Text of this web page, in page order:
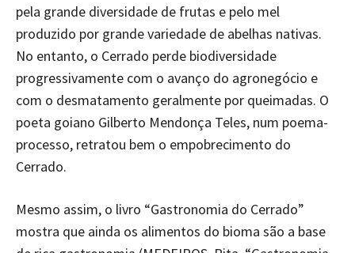
pela grande diversidade de frutas e pelo mel
produzido por grande variedade de abelhas nativas.
No entanto, o Cerrado perde biodiversidade
progressivamente com o avanço do agronegócio e
com o desmatamento geralmente por queimadas. O
poeta goiano Gilberto Mendonça Teles, num poema-
processo, retratou bem o empobrecimento do
Cerrado.
Mesmo assim, o livro “Gastronomia do Cerrado”
mostra que ainda os alimentos do bioma são a base